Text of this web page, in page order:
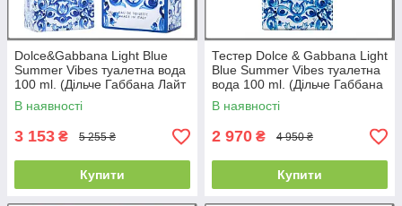
Dolce&Gabbana Light Blue
Summer Vibes туалетна вода
100 ml. (Дільче Габбана Лайт
Блю Саммер Вайбс)
В наявності
3 153 ₴ 5 255 ₴
Купити
Тестер Dolce & Gabbana Light
Blue Summer Vibes туалетна
вода 100 ml. (Дільче Габбана
Лайт Блу Саммер Вайбс)
В наявності
2 970 ₴ 4 950 ₴
Купити